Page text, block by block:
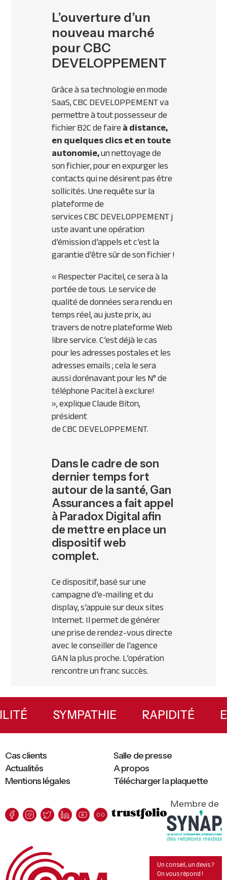
L’ouverture d’un
nouveau marché
pour CBC
DEVELOPPEMENT
Grâce à sa technologie en mode
SaaS,CBCDEVELOPPEMENTva
permettre à tout possesseur de
fichier B2C de faireà distance,
en quelques clics et en toute
autonomie,un nettoyage de
son fichier, pour en expurger les
contacts qui ne désirent pas être
sollicités. Une requête sur la
plateforme de
servicesCBCDEVELOPPEMENTj
uste avant une opération
d’émission d’appels et c’est la
garantie d’être sûr de son fichier !
« Respecter Pacitel, ce sera à la
portée de tous. Le service de
qualité de données sera rendu en
temps réel, au juste prix, au
travers de notre plateforme Web
libre service. C’est déjà le cas
pour les adresses postales et les
adresses emails ; cela le sera
aussi dorénavant pour les N° de
téléphone Pacitel à exclure!
»,explique Claude Biton,
président
deCBCDEVELOPPEMENT.
Dans le cadre de son
dernier temps fort
autour de la santé, Gan
Assurances a fait appel
à Paradox Digital afin
de mettre en place un
dispositif web
complet.
Ce dispositif, basé sur une
campagne d’e-mailing et du
display, s’appuie sur deux sites
Internet. Il permet de générer
une prise de rendez-vous directe
avec le conseiller de l’agence
GANla plus proche. L’opération
rencontre un franc succès.
Primary
Sidebar SYMPATHIE RAPIDITÉ
Mentions légales Télécharger la plaquette
Cas clients
Salle de presse
Actualités
A propos
Membre de
Un conseil, un devis ?
On vous répond !